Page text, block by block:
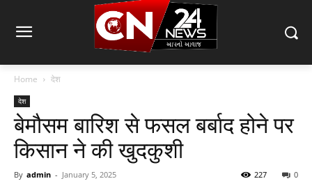
Home देश
देश
बेमौसम बारिश से फसल बर्बाद होने पर
किसान ने की खुदकुशी
By admin - January 5, 2025 0
227